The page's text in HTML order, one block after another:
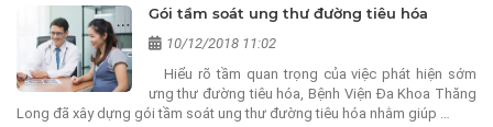
Gói tầm soát ung thư đường tiêu hóa
10/12/2018 11:02
Hiểu rõ tầm quan trọng của việc phát hiện sớm
ưng thư đường tiêu hóa, Bệnh Viện Đa Khoa Thăng
Long đã xây dựng gói tầm soát ung thư đường tiêu hóa nhằm giúp …